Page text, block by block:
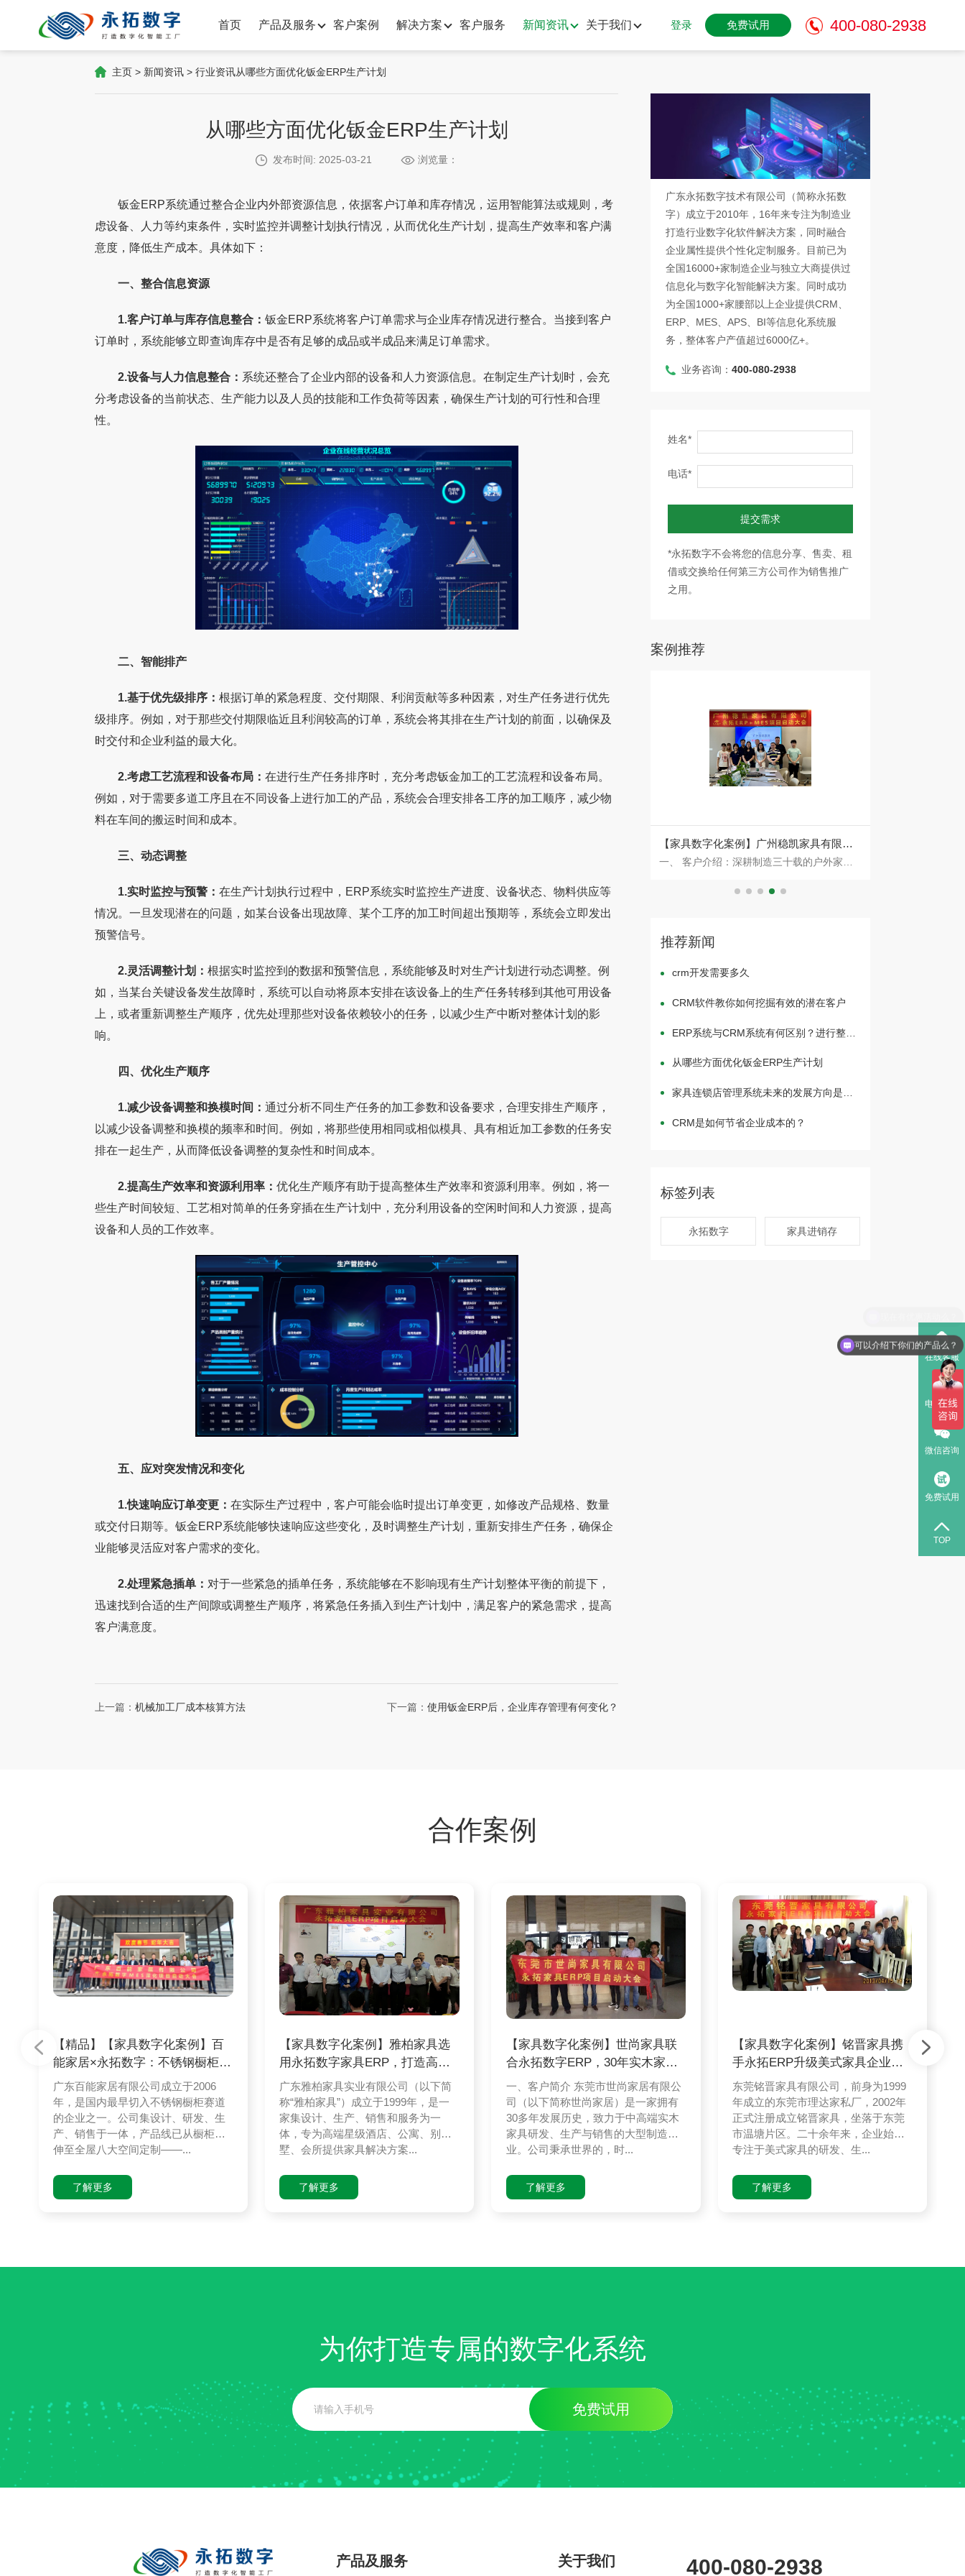
首页 产品及服务 客户案例 解决方案 客户服务 新闻资讯 关于我们 登录 免费试用 400-080-2938
主页 > 新闻资讯 > 行业资讯从哪些方面优化钣金ERP生产计划
从哪些方面优化钣金ERP生产计划
发布时间: 2025-03-21 浏览量：
钣金ERP系统通过整合企业内外部资源信息，依据客户订单和库存情况，运用智能算法或规则，考
虑设备、人力等约束条件，实时监控并调整计划执行情况，从而优化生产计划，提高生产效率和客户满
意度，降低生产成本。具体如下：
一、整合信息资源
1.客户订单与库存信息整合： 钣金ERP系统将客户订单需求与企业库存情况进行整合。当接到客户
订单时，系统能够立即查询库存中是否有足够的成品或半成品来满足订单需求。
2.设备与人力信息整合： 系统还整合了企业内部的设备和人力资源信息。在制定生产计划时，会充
分考虑设备的当前状态、生产能力以及人员的技能和工作负荷等因素，确保生产计划的可行性和合理
性。
二、智能排产
1.基于优先级排序： 根据订单的紧急程度、交付期限、利润贡献等多种因素，对生产任务进行优先
级排序。例如，对于那些交付期限临近且利润较高的订单，系统会将其排在生产计划的前面，以确保及
时交付和企业利益的最大化。
2.考虑工艺流程和设备布局： 在进行生产任务排序时，充分考虑钣金加工的工艺流程和设备布局。
例如，对于需要多道工序且在不同设备上进行加工的产品，系统会合理安排各工序的加工顺序，减少物
料在车间的搬运时间和成本。
三、动态调整
1.实时监控与预警： 在生产计划执行过程中，ERP系统实时监控生产进度、设备状态、物料供应等
情况。一旦发现潜在的问题，如某台设备出现故障、某个工序的加工时间超出预期等，系统会立即发出
预警信号。
2.灵活调整计划： 根据实时监控到的数据和预警信息，系统能够及时对生产计划进行动态调整。例
如，当某台关键设备发生故障时，系统可以自动将原本安排在该设备上的生产任务转移到其他可用设备
上，或者重新调整生产顺序，优先处理那些对设备依赖较小的任务，以减少生产中断对整体计划的影
响。
四、优化生产顺序
1.减少设备调整和换模时间： 通过分析不同生产任务的加工参数和设备要求，合理安排生产顺序，
以减少设备调整和换模的频率和时间。例如，将那些使用相同或相似模具、具有相近加工参数的任务安
排在一起生产，从而降低设备调整的复杂性和时间成本。
2.提高生产效率和资源利用率： 优化生产顺序有助于提高整体生产效率和资源利用率。例如，将一
些生产时间较短、工艺相对简单的任务穿插在生产计划中，充分利用设备的空闲时间和人力资源，提高
设备和人员的工作效率。
五、应对突发情况和变化
1.快速响应订单变更： 在实际生产过程中，客户可能会临时提出订单变更，如修改产品规格、数量
或交付日期等。钣金ERP系统能够快速响应这些变化，及时调整生产计划，重新安排生产任务，确保企
业能够灵活应对客户需求的变化。
2.处理紧急插单： 对于一些紧急的插单任务，系统能够在不影响现有生产计划整体平衡的前提下，
迅速找到合适的生产间隙或调整生产顺序，将紧急任务插入到生产计划中，满足客户的紧急需求，提高
客户满意度。
上一篇： 机械加工厂成本核算方法 下一篇： 使用钣金ERP后，企业库存管理有何变化？
广东永拓数字技术有限公司（简称永拓数
字）成立于2010年，16年来专注为制造业
打造行业数字化软件解决方案，同时融合
企业属性提供个性化定制服务。目前已为
全国16000+家制造企业与独立大商提供过
信息化与数字化智能解决方案。同时成功
为全国1000+家腰部以上企业提供CRM、
ERP、MES、APS、BI等信息化系统服
务，整体客户产值超过6000亿+。
业务咨询：400-080-2938
姓名*
电话*
提交需求
*永拓数字不会将您的信息分享、售卖、租
借或交换给任何第三方公司作为销售推广
之用。
案例推荐
客户介绍：新特新金属是一家专业从事工艺品
项专利技术。此次新特新金属上线永拓五金
集设计、研发、生产、销售于一体，产品线已
从橱柜
牌。这是常见选择，也是人的共性。”所以鼎
高家
【家具数字化案例】广州稳凯家具有限公
司签约永拓家具ERP、MES数字化案例
一、 客户介绍：深耕制造三十载的户外家具
来，始终专注于金属、木质及户外家具的研发
推荐新闻
crm开发需要多久
CRM软件教你如何挖掘有效的潜在客户
ERP系统与CRM系统有何区别？进行整合
从哪些方面优化钣金ERP生产计划
家具连锁店管理系统未来的发展方向是什
CRM是如何节省企业成本的？
标签列表
永拓数字 家具进销存
合作案例
【精品】【家具数字化案例】百
能家居×永拓数字：不锈钢橱柜头
部品牌
广东百能家居有限公司成立于2006
年，是国内最早切入不锈钢橱柜赛道
的企业之一。公司集设计、研发、生
产、销售于一体，产品线已从橱柜延
伸至全屋八大空间定制——...
了解更多
【家具数字化案例】雅柏家具选
用永拓数字家具ERP，打造高端
酒店家具
广东雅柏家具实业有限公司（以下简
称“雅柏家具”）成立于1999年，是一
家集设计、生产、销售和服务为一
体，专为高端星级酒店、公寓、别
墅、会所提供家具解决方案...
了解更多
【家具数字化案例】世尚家具联
合永拓数字ERP，30年实木家具
企业完成数
一、客户简介 东莞市世尚家居有限公
司（以下简称世尚家居）是一家拥有
30多年发展历史，致力于中高端实木
家具研发、生产与销售的大型制造企
业。公司秉承世界的，时...
了解更多
【家具数字化案例】铭晋家具携
手永拓ERP升级美式家具企业数
字化之路
东莞铭晋家具有限公司，前身为1999
年成立的东莞市理达家私厂，2002年
正式注册成立铭晋家具，坐落于东莞
市温塘片区。二十余年来，企业始终
专注于美式家具的研发、生...
了解更多
为你打造专属的数字化系统
免费试用
产品及服务 关于我们 400-080-2938
在线客服
电话咨询
微信咨询
免费试用
TOP
可以介绍下你们的产品么？